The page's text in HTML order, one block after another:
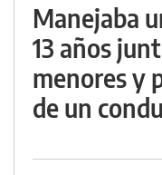
Manejaba
13 años
menores y
de un